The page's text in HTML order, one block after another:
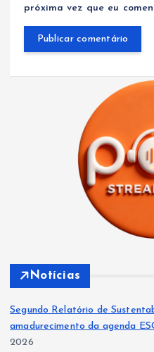
próxima vez que eu
Notícias
Segundo Relatório de
amadurecimento da agenda
2026